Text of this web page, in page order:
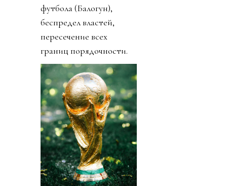
футбола (Балогун),
беспредел властей,
пересечение всех
границ порядочности.